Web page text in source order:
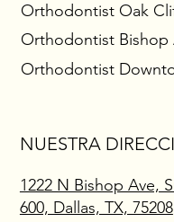
Debajo
Orthodontist Oak
Orthodontist Bishop
Orthodontist
NUESTRA
1222 N Bishop Ave,
600, Dallas, TX, 75208